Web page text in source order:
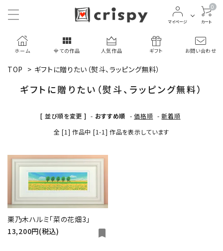
マイページ
0
カート
ホーム 全ての作品 人気作品 ギフト お問い合わせ
TOP > ギフトに贈りたい（熨斗、ラッピング無料）
ギフトに贈りたい（熨斗、ラッピング無料）
[ 並び順を変更 ] - おすすめ順 -価格順 -新着順
全 [1] 作品中 [1-1] 作品を表示しています
栗乃木ハルミ「菜の花畑3」
13,200円(税込)
bookmark